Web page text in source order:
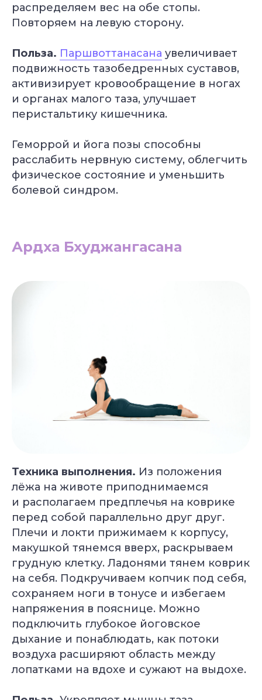
распределяем вес на обе стопы.
Повторяем на левую сторону.
Польза. Паршвоттанасана увеличивает
подвижность тазобедренных суставов,
активизирует кровообращение в ногах
и органах малого таза, улучшает
перистальтику кишечника.
Геморрой и йога позы способны
расслабить нервную систему, облегчить
физическое состояние и уменьшить
болевой синдром.
Ардха Бхуджангасана
Техника выполнения. Из положения
лёжа на животе приподнимаемся
и располагаем предплечья на коврике
перед собой параллельно друг друг.
Плечи и локти прижимаем к корпусу,
макушкой тянемся вверх, раскрываем
грудную клетку. Ладонями тянем коврик
на себя. Подкручиваем копчик под себя,
сохраняем ноги в тонусе и избегаем
напряжения в пояснице. Можно
подключить глубокое йоговское
дыхание и понаблюдать, как потоки
воздуха расширяют область между
лопатками на вдохе и сужают на выдохе.
Подбор программы
под уровень
Консультация
Грант на обучение
Подберём курс йоги
под вашу цель
Специальное предложение